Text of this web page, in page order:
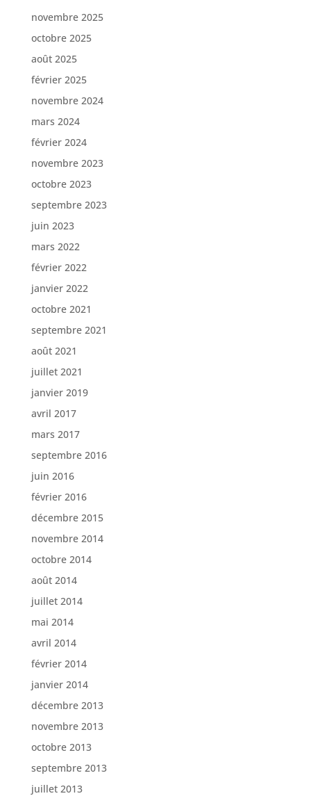
novembre 2025
octobre 2025
août 2025
février 2025
novembre 2024
mars 2024
février 2024
novembre 2023
octobre 2023
septembre 2023
juin 2023
mars 2022
février 2022
janvier 2022
octobre 2021
septembre 2021
août 2021
juillet 2021
janvier 2019
avril 2017
mars 2017
septembre 2016
juin 2016
février 2016
décembre 2015
novembre 2014
octobre 2014
août 2014
juillet 2014
mai 2014
avril 2014
février 2014
janvier 2014
décembre 2013
novembre 2013
octobre 2013
septembre 2013
juillet 2013